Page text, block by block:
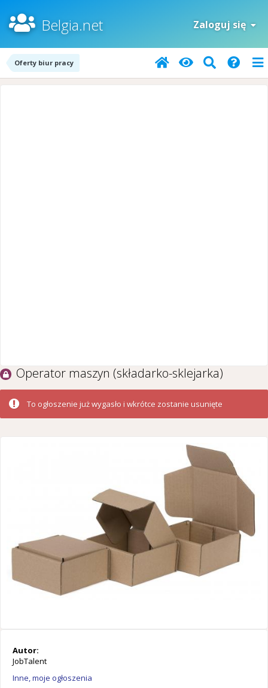
Belgia.net Zaloguj się
Oferty biur pracy
Operator maszyn (składarko-sklejarka)
To ogłoszenie już wygasło i wkrótce zostanie usunięte
Autor:
JobTalent
Inne, moje ogłoszenia